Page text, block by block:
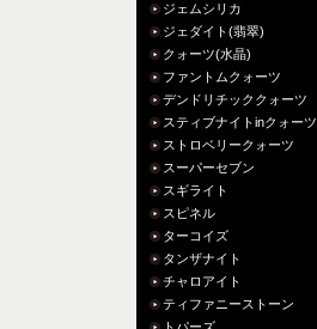
ジェムシリカ
ジェダイト(翡翠)
クォーツ(水晶)
ファントムクォーツ
デンドリチッククォーツ
スティブナイトinクォーツ
ストロベリークォーツ
スーパーセブン
スギライト
スピネル
ターコイズ
タンザナイト
チャロアイト
ティファニーストーン